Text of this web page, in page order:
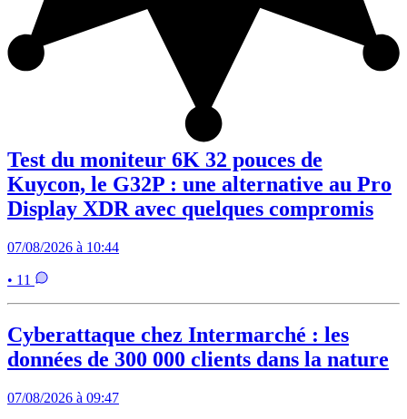
Test du moniteur 6K 32 pouces de
Kuycon, le G32P : une alternative au Pro
Display XDR avec quelques compromis
07/08/2026 à 10:44
• 11
Cyberattaque chez Intermarché : les
données de 300 000 clients dans la nature
07/08/2026 à 09:47